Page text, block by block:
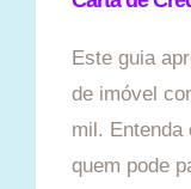
Este guia
de imóvel
mil. Entenda
quem pode